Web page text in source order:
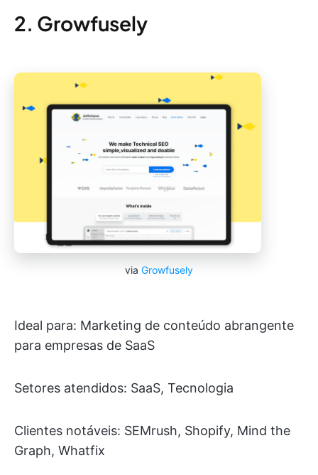
2. Growfusely
via Growfusely
Ideal para: Marketing de conteúdo abrangente
para empresas de SaaS
Setores atendidos: SaaS, Tecnologia
Clientes notáveis: SEMrush, Shopify, Mind the
Graph, Whatfix